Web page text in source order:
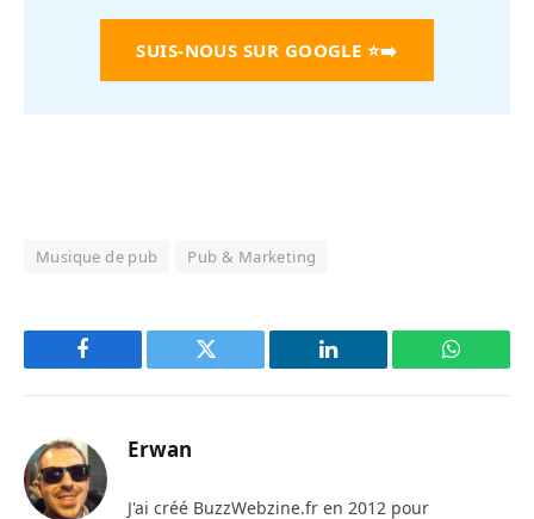
SUIS-NOUS SUR GOOGLE ⭐➡️
Musique de pub Pub & Marketing
Facebook Twitter LinkedIn
Erwan
J'ai créé BuzzWebzine.fr en 2012 pour